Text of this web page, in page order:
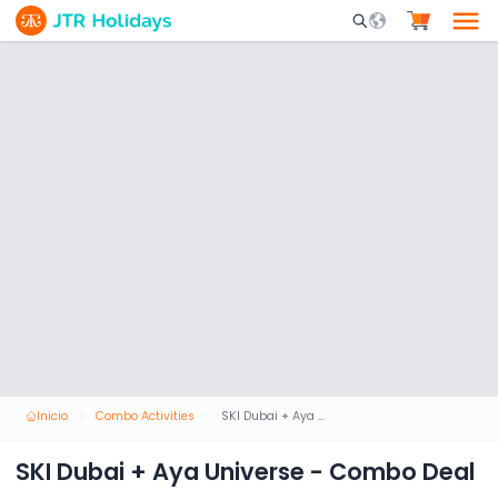
Mobile Search
Inicio Combo Activities SKI Dubai + Aya Universe - Combo Deal
SKI Dubai + Aya Universe - Combo Deal